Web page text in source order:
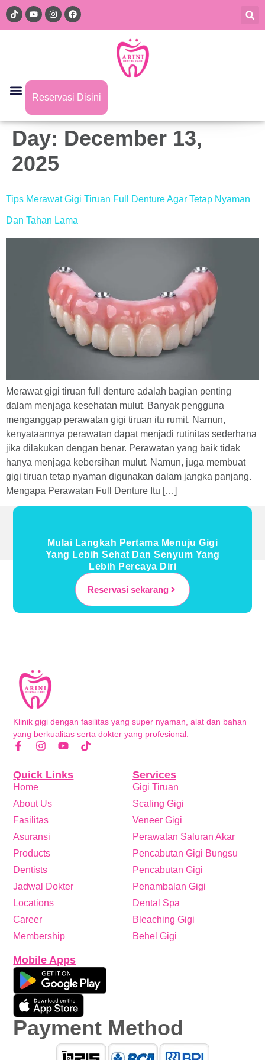
Reservasi Disini
Day: December 13,
2025
Tips Merawat Gigi Tiruan Full Denture Agar Tetap Nyaman
Dan Tahan Lama
Merawat gigi tiruan full denture adalah bagian penting
dalam menjaga kesehatan mulut. Banyak pengguna
menganggap perawatan gigi tiruan itu rumit. Namun,
kenyataannya perawatan dapat menjadi rutinitas sederhana
jika dilakukan dengan benar. Perawatan yang baik tidak
hanya menjaga kebersihan mulut. Namun, juga membuat
gigi tiruan tetap nyaman digunakan dalam jangka panjang.
Mengapa Perawatan Full Denture Itu […]
Mulai Langkah Pertama Menuju Gigi
Yang Lebih Sehat Dan Senyum Yang
Lebih Percaya Diri
Reservasi sekarang
Klinik gigi dengan fasilitas yang super nyaman, alat dan bahan
yang berkualitas serta dokter yang profesional.
Services
Gigi Tiruan
Scaling Gigi
Veneer Gigi
Perawatan Saluran Akar
Pencabutan Gigi Bungsu
Pencabutan Gigi
Penambalan Gigi
Dental Spa
Bleaching Gigi
Behel Gigi
Quick Links
Home
About Us
Fasilitas
Asuransi
Products
Dentists
Jadwal Dokter
Locations
Career
Membership
Mobile Apps
Payment Method